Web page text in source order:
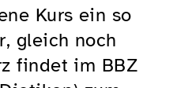
Kurs ein so
gleich noch
findet im BBZ